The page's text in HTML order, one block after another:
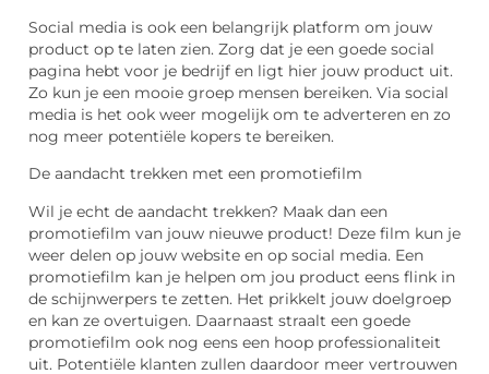
Social media is ook een belangrijk platform om jouw
product op te laten zien. Zorg dat je een goede social
pagina hebt voor je bedrijf en ligt hier jouw product uit.
Zo kun je een mooie groep mensen bereiken. Via social
media is het ook weer mogelijk om te adverteren en zo
nog meer potentiële kopers te bereiken.
De aandacht trekken met een promotiefilm
Wil je echt de aandacht trekken? Maak dan een
promotiefilm van jouw nieuwe product! Deze film kun je
weer delen op jouw website en op social media. Een
promotiefilm kan je helpen om jou product eens flink in
de schijnwerpers te zetten. Het prikkelt jouw doelgroep
en kan ze overtuigen. Daarnaast straalt een goede
promotiefilm ook nog eens een hoop professionaliteit
uit. Potentiële klanten zullen daardoor meer vertrouwen